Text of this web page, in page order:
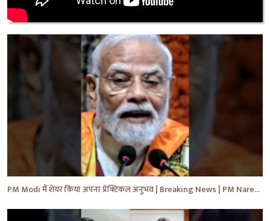
PM Modi मैं शेयर किया अपना प्रेक्टिकल अनुभव | Breaking News | PM Narendra Modi #shorts News #ytnews